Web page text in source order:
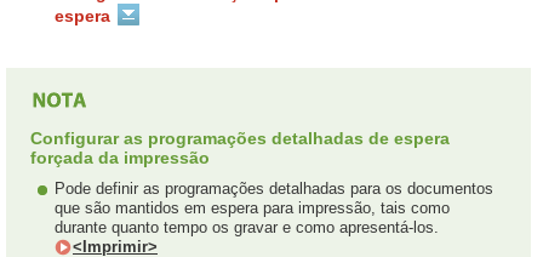
espera
Configurar as programações detalhadas de espera
forçada da impressão
Pode definir as programações detalhadas para os documentos
que são mantidos em espera para impressão, tais como
durante quanto tempo os gravar e como apresentá-los.
<Imprimir>